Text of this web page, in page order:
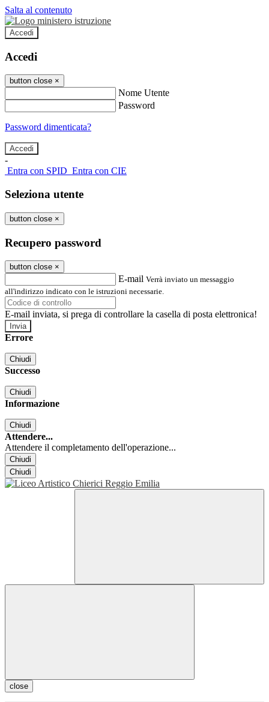
Salta al contenuto
Accedi
Accedi
button close ×
Nome Utente
Password
Password dimenticata?
-
Entra con SPID Entra con CIE
Seleziona utente
button close ×
Recupero password
button close ×
E-mail Verrà inviato un messaggio
all'indirizzo indicato con le istruzioni necessarie.
E-mail inviata, si prega di controllare la casella di posta elettronica!
Errore
Chiudi
Successo
Chiudi
Informazione
Chiudi
Attendere...
Attendere il completamento dell'operazione...
Chiudi
Chiudi
close